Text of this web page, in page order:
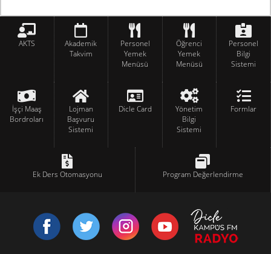
AKTS
Akademik
Takvim
Personel
Yemek
Menüsü
Öğrenci
Yemek
Menüsü
Personel
Bilgi
Sistemi
İşçi Maaş
Bordroları
Lojman
Başvuru
Sistemi
Dicle Card
Yönetim
Bilgi
Sistemi
Formlar
Ek Ders Otomasyonu Program Değerlendirme